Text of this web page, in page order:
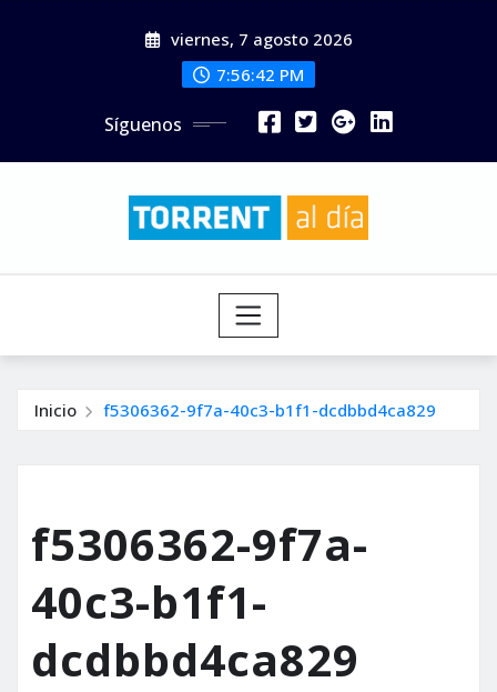
viernes, 7 agosto 2026
7:56:44 PM
Síguenos
Inicio f5306362-9f7a-40c3-b1f1-dcdbbd4ca829
f5306362-9f7a-
40c3-b1f1-
dcdbbd4ca829